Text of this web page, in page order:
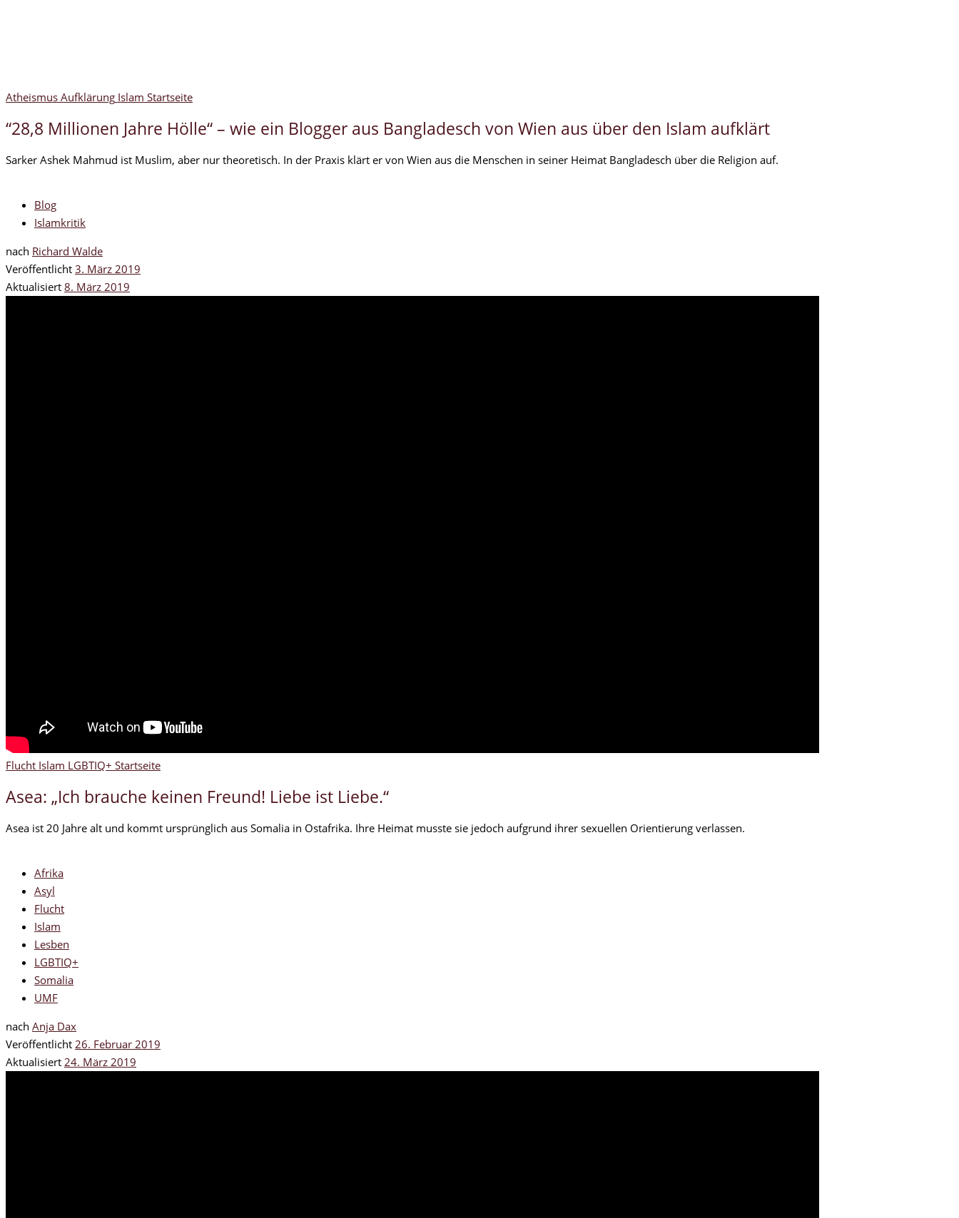
Atheismus Aufklärung Islam Startseite
“28,8 Millionen Jahre Hölle“ – wie ein Blogger aus Bangladesch von Wien aus über den Islam aufklärt
Sarker Ashek Mahmud ist Muslim, aber nur theoretisch. In der Praxis klärt er von Wien aus die Menschen in seiner Heimat Bangladesch über die Religion auf.
Blog
Islamkritik
nach Richard Walde
Veröffentlicht 3. März 2019
Aktualisiert 8. März 2019
Flucht Islam LGBTIQ+ Startseite
Asea: „Ich brauche keinen Freund! Liebe ist Liebe.“
Asea ist 20 Jahre alt und kommt ursprünglich aus Somalia in Ostafrika. Ihre Heimat musste sie jedoch aufgrund ihrer sexuellen Orientierung verlassen.
Afrika
Asyl
Flucht
Islam
Lesben
LGBTIQ+
Somalia
UMF
nach Anja Dax
Veröffentlicht 26. Februar 2019
Aktualisiert 24. März 2019